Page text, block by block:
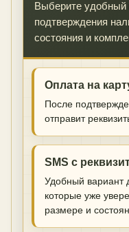
Выберите удобный
подтверждения
состояния и
Оплата на
После
отправит
SMS с
Удобный вариант
которые уже
размере и